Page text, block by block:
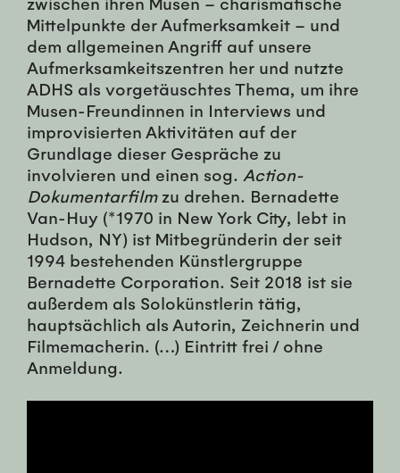
Mittelpunkte der Aufmerksamkeit – und
dem allgemeinen Angriff auf unsere
Aufmerksamkeitszentren her und nutzte
ADHS als vorgetäuschtes Thema, um ihre
Musen-Freundinnen in Interviews und
improvisierten Aktivitäten auf der
Grundlage dieser Gespräche zu
involvieren und einen sog. Action-
Dokumentarfilm zu drehen. Bernadette
Van-Huy (*1970 in New York City, lebt in
Hudson, NY) ist Mitbegründerin der seit
1994 bestehenden Künstlergruppe
Bernadette Corporation. Seit 2018 ist sie
außerdem als Solokünstlerin tätig,
hauptsächlich als Autorin, Zeichnerin und
Filmemacherin. (…) Eintritt frei / ohne
Anmeldung.